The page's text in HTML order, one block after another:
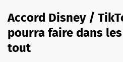
Accord Disney /
pourra faire dans
tout